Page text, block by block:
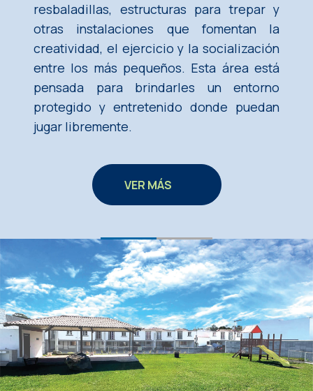
resbaladillas, estructuras para trepar y
otras instalaciones que fomentan la
creatividad, el ejercicio y la socialización
entre los más pequeños. Esta área está
pensada para brindarles un entorno
protegido y entretenido donde puedan
jugar libremente.
VER MÁS